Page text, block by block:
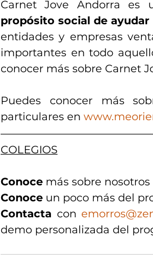
Carnet Jove Andorra
propósito social de
entidades y empresas
importantes en todo
conocer más sobre Carnet
Puedes conocer más
particulares en
COLEGIOS
Conoce más sobre nosotros
Conoce un poco más del
Contacta con
demo personalizada del